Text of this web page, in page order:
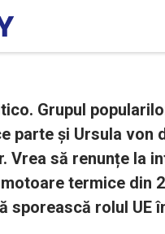
Grupul
parte și Ursula von
Vrea să renunțe la
termice din
sporească rolul UE